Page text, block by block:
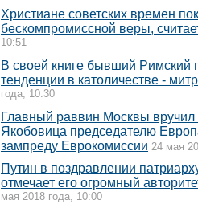
Христиане советских времен
бескомпромиссной веры,
10:51
В своей книге бывший Римский
тенденции в католичестве -
года, 10:30
Главный раввин Москвы
Якобовица председателю
зампреду Еврокомиссии 24 мая
Путин в поздравлении
отмечает его огромный
мая 2018 года, 10:00